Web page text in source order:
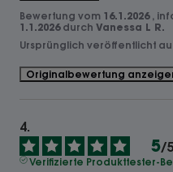
Bewertung vom 16.1.2026 ,
1.1.2026 durch Vanessa L R.
Ursprünglich veröffentlicht
Originalbewertung
5/5
Verifizierte Produkttester-